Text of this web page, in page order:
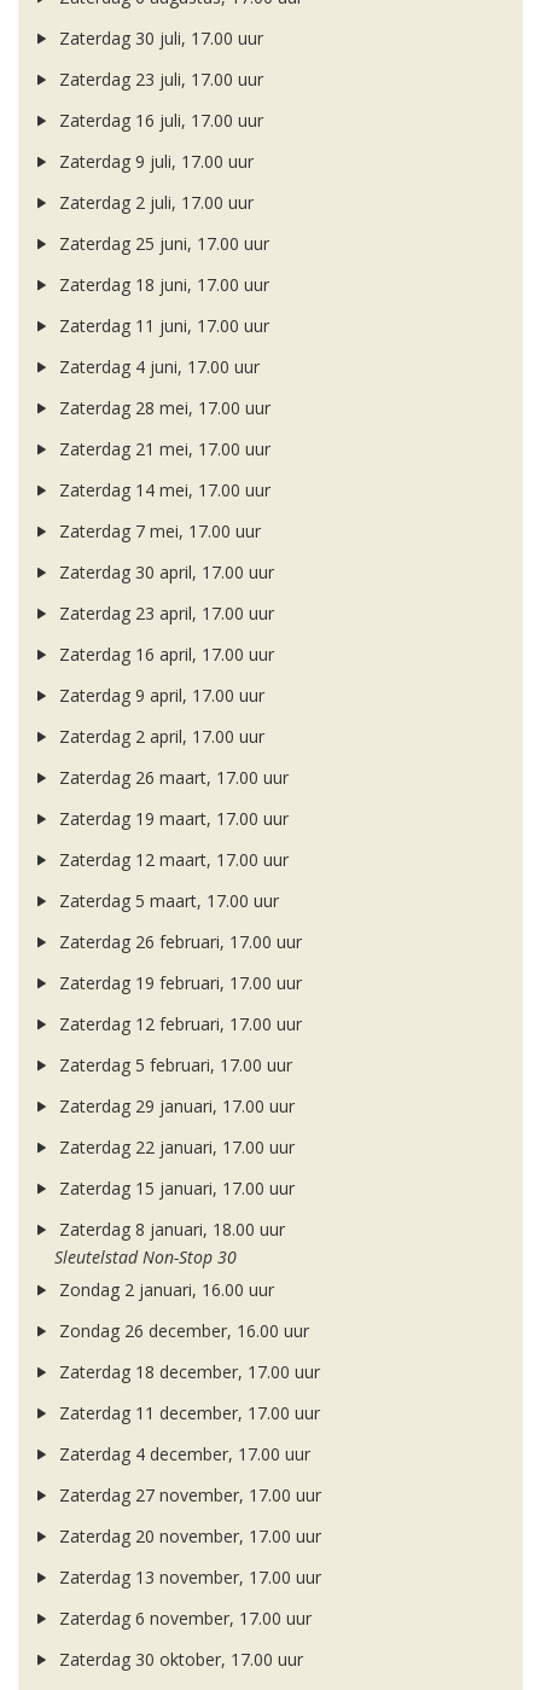
Zaterdag 30 juli, 17.00 uur
Zaterdag 23 juli, 17.00 uur
Zaterdag 16 juli, 17.00 uur
Zaterdag 9 juli, 17.00 uur
Zaterdag 2 juli, 17.00 uur
Zaterdag 25 juni, 17.00 uur
Zaterdag 18 juni, 17.00 uur
Zaterdag 11 juni, 17.00 uur
Zaterdag 4 juni, 17.00 uur
Zaterdag 28 mei, 17.00 uur
Zaterdag 21 mei, 17.00 uur
Zaterdag 14 mei, 17.00 uur
Zaterdag 7 mei, 17.00 uur
Zaterdag 30 april, 17.00 uur
Zaterdag 23 april, 17.00 uur
Zaterdag 16 april, 17.00 uur
Zaterdag 9 april, 17.00 uur
Zaterdag 2 april, 17.00 uur
Zaterdag 26 maart, 17.00 uur
Zaterdag 19 maart, 17.00 uur
Zaterdag 12 maart, 17.00 uur
Zaterdag 5 maart, 17.00 uur
Zaterdag 26 februari, 17.00 uur
Zaterdag 19 februari, 17.00 uur
Zaterdag 12 februari, 17.00 uur
Zaterdag 5 februari, 17.00 uur
Zaterdag 29 januari, 17.00 uur
Zaterdag 22 januari, 17.00 uur
Zaterdag 15 januari, 17.00 uur
Zaterdag 8 januari, 18.00 uur
Sleutelstad Non-Stop 30
Zondag 2 januari, 16.00 uur
Zondag 26 december, 16.00 uur
Zaterdag 18 december, 17.00 uur
Zaterdag 11 december, 17.00 uur
Zaterdag 4 december, 17.00 uur
Zaterdag 27 november, 17.00 uur
Zaterdag 20 november, 17.00 uur
Zaterdag 13 november, 17.00 uur
Zaterdag 6 november, 17.00 uur
Zaterdag 30 oktober, 17.00 uur